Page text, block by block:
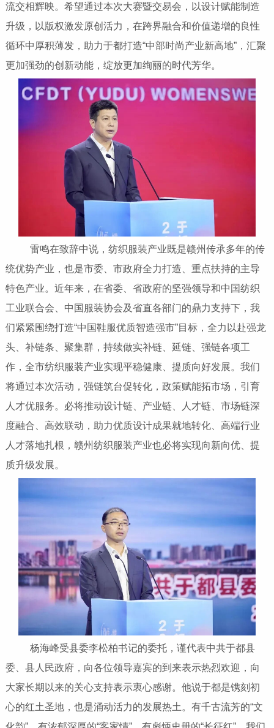
流交相辉映。希望通过本次大赛暨交易会，以设计赋能制造
升级，以版权激发原创活力，在跨界融合和价值递增的良性
循环中厚积薄发，助力于都打造“中部时尚产业新高地”，汇聚
更加强劲的创新动能，绽放更加绚丽的时代芳华。
雷鸣在致辞中说，纺织服装产业既是赣州传承多年的传
统优势产业，也是市委、市政府全力打造、重点扶持的主导
特色产业。近年来，在省委、省政府的坚强领导和中国纺织
工业联合会、中国服装协会及省直各部门的鼎力支持下，我
们紧紧围绕打造“中国鞋服优质智造强市”目标，全力以赴强龙
头、补链条、聚集群，持续做实补链、延链、强链各项工
作，全市纺织服装产业实现平稳健康、提质向好发展。我们
将通过本次活动，强链筑台促转化，政策赋能拓市场，引育
人才优服务。必将推动设计链、产业链、人才链、市场链深
度融合、高效联动，助力优质设计成果就地转化、高端行业
人才落地扎根，赣州纺织服装产业也必将实现向新向优、提
质升级发展。
杨海峰受县委李松柏书记的委托，谨代表中共于都县
委、县人民政府，向各位领导嘉宾的到来表示热烈欢迎，向
大家长期以来的关心支持表示衷心感谢。他说于都是镌刻初
心的红土圣地，也是涌动活力的发展热土。有千古流芳的“文